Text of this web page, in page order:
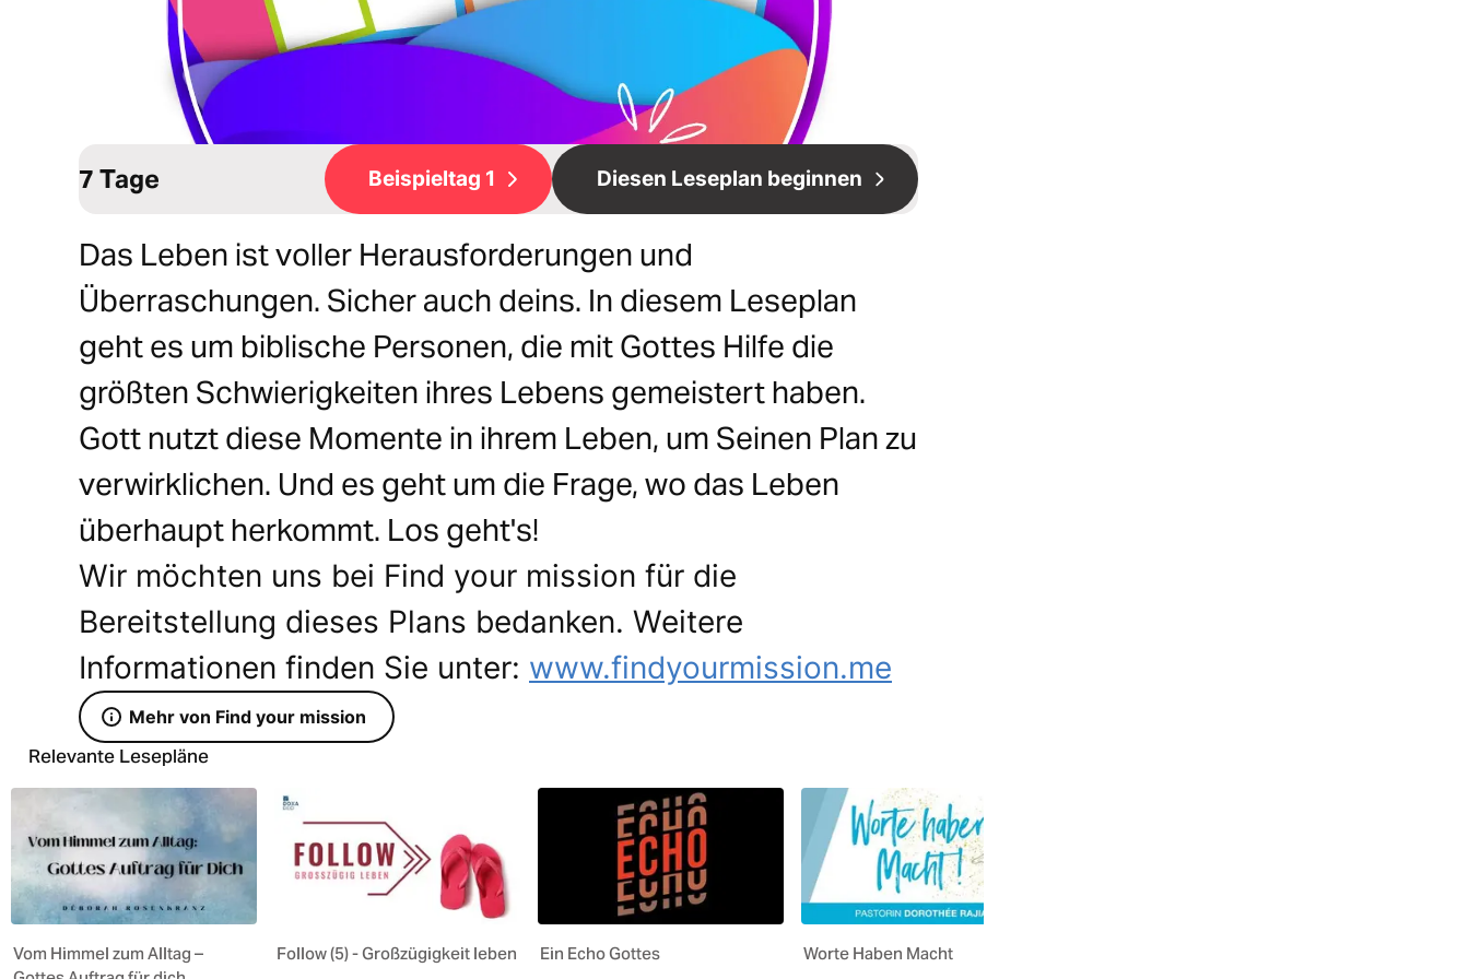
7 Tage Beispieltag 1 Diesen Leseplan beginnen
Das Leben ist voller Herausforderungen und
Überraschungen. Sicher auch deins. In diesem Leseplan
geht es um biblische Personen, die mit Gottes Hilfe die
größten Schwierigkeiten ihres Lebens gemeistert haben.
Gott nutzt diese Momente in ihrem Leben, um Seinen Plan zu
verwirklichen. Und es geht um die Frage, wo das Leben
überhaupt herkommt. Los geht's!
Wir möchten uns bei Find your mission für die
Bereitstellung dieses Plans bedanken. Weitere
Informationen finden Sie unter: www.findyourmission.me
Mehr von Find your mission
Relevante Lesepläne
Vom Himmel zum Alltag –
Follow (5) - Großzügigkeit leben Ein Echo Gottes Worte Haben Macht